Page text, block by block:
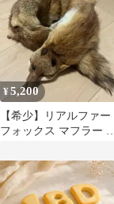
¥5,200
【希少】リアルファー
フォックス マフラー 襟